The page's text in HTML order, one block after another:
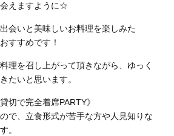
えますように☆
会いと美味しいお料理を楽しみた
すすめです！
理を召し上がって頂きながら、ゆっく
たいと思います。
切で完全着席PARTY》
で、立食形式が苦手な方や人見知りな
。